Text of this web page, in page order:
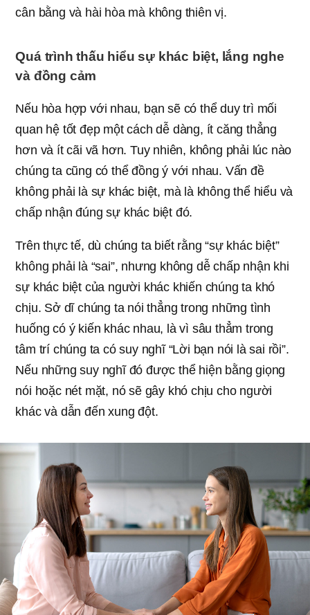
cân bằng và hài hòa mà không thiên vị.
Quá trình thấu hiểu sự khác biệt, lắng nghe
và đồng cảm
Nếu hòa hợp với nhau, bạn sẽ có thể duy trì mối
quan hệ tốt đẹp một cách dễ dàng, ít căng thẳng
hơn và ít cãi vã hơn. Tuy nhiên, không phải lúc nào
chúng ta cũng có thể đồng ý với nhau. Vấn đề
không phải là sự khác biệt, mà là không thể hiểu và
chấp nhận đúng sự khác biệt đó.
Trên thực tế, dù chúng ta biết rằng “sự khác biệt”
không phải là “sai”, nhưng không dễ chấp nhận khi
sự khác biệt của người khác khiến chúng ta khó
chịu. Sở dĩ chúng ta nói thẳng trong những tình
huống có ý kiến ​​khác nhau, là vì sâu thẳm trong
tâm trí chúng ta có suy nghĩ “Lời bạn nói là sai rồi”.
Nếu những suy nghĩ đó được thể hiện bằng giọng
nói hoặc nét mặt, nó sẽ gây khó chịu cho người
khác và dẫn đến xung đột.